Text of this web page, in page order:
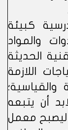
كبيئة
والمواد
الحديثة
اللازمة
أن يتبعه
ليصبح معمل